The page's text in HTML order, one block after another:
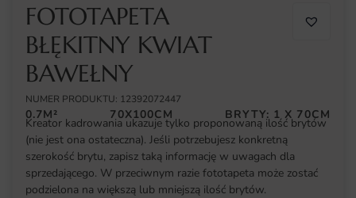
FOTOTAPETA
BŁĘKITNY KWIAT
BAWEŁNY
NUMER PRODUKTU: 12392072447
0.7M² 70X100CM BRYTY: 1 X 70CM
Kreator kadrowania ukazuje tylko proponowaną ilość brytów
(nie jest ona ostateczna). Jeśli potrzebujesz konkretną
szerokość brytu, zapisz taką informację w uwagach dla
sprzedającego. W przeciwnym razie fototapeta może zostać
podzielona na większą lub mniejszą ilość brytów.